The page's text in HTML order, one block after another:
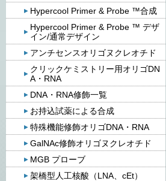
Hypercool Primer & Probe ™合成
Hypercool Primer & Probe ™ デザ
イン/通常デザイン
アンチセンスオリゴヌクレオチド
クリックケミストリー用オリゴDN
A・RNA
DNA・RNA修飾一覧
お持込試薬による合成
特殊機能修飾オリゴDNA・RNA
GalNAc修飾オリゴヌクレオチド
MGB プローブ
架橋型人工核酸（LNA、cEt）